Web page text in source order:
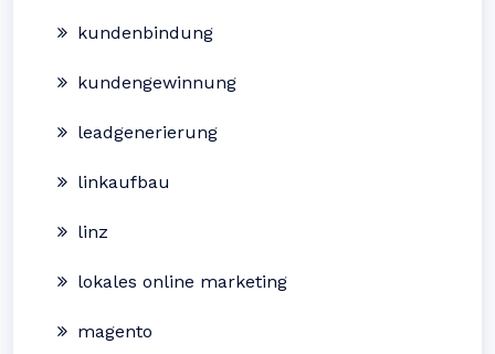
kundenbindung
kundengewinnung
leadgenerierung
linkaufbau
linz
lokales online marketing
magento